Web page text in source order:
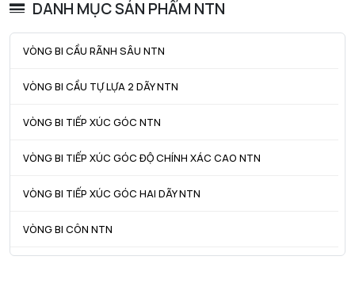
DANH MỤC SẢN PHẨM NTN
VÒNG BI CẦU RÃNH SÂU NTN
VÒNG BI CẦU TỰ LỰA 2 DÃY NTN
VÒNG BI TIẾP XÚC GÓC NTN
VÒNG BI TIẾP XÚC GÓC ĐỘ CHÍNH XÁC CAO NTN
VÒNG BI TIẾP XÚC GÓC HAI DÃY NTN
VÒNG BI CÔN NTN
ra max - Bán kính góc lượn tối đa trục & vỏ 1 mm